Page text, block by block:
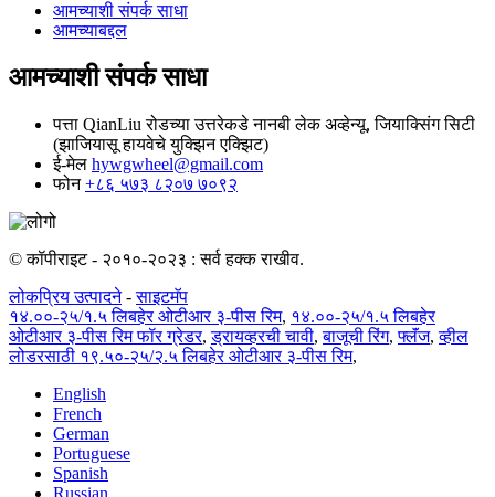
आमच्याशी संपर्क साधा
आमच्याबद्दल
आमच्याशी संपर्क साधा
पत्ता QianLiu रोडच्या उत्तरेकडे नानबी लेक अव्हेन्यू, जियाक्सिंग सिटी
(झाजियासू हायवेचे युक्झिन एक्झिट)
ई-मेल hywgwheel@gmail.com
फोन +८६ ५७३ ८२०७ ७०९२
© कॉपीराइट - २०१०-२०२३ : सर्व हक्क राखीव.
लोकप्रिय उत्पादने-साइटमॅप
१४.००-२५/१.५ लिबहेर ओटीआर ३-पीस रिम, १४.००-२५/१.५ लिबहेर
ओटीआर ३-पीस रिम फॉर ग्रेडर,ड्रायव्हरची चावी,बाजूची रिंग,फ्लॅंज,व्हील
लोडरसाठी १९.५०-२५/२.५ लिबहेर ओटीआर ३-पीस रिम,
English
French
German
Portuguese
Spanish